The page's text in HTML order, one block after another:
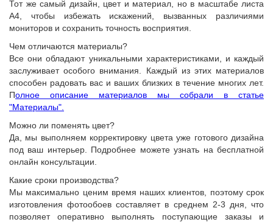
Тот же самый дизайн, цвет и материал, но в масштабе листа
А4, чтобы избежать искажений, вызванных различиями
мониторов и сохранить точность восприятия.
Чем отличаются материалы?
Все они обладают уникальными характеристиками, и каждый
заслуживает особого внимания. Каждый из этих материалов
способен радовать вас и ваших близких в течение многих лет.
Полное описание материалов мы собрали в статье
"Материалы".
Можно ли поменять цвет?
Да, мы выполняем корректировку цвета уже готового дизайна
под ваш интерьер. Подробнее можете узнать на бесплатной
онлайн консультации.
Какие сроки производства?
Мы максимально ценим время наших клиентов, поэтому срок
изготовления фотообоев составляет в среднем 2-3 дня, что
позволяет оперативно выполнять поступающие заказы и